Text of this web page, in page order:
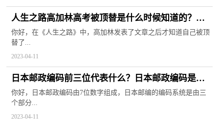
人生之路高加林高考被顶替是什么时候知道的？人
生之路高加林最后和谁在一起了？
你好，在《人生之路》中，高加林发表了文章之后才知道自己被顶
替了...
2023-04-11
日本邮政编码前三位代表什么？日本邮政编码是多
少？
你好，日本邮政编码由7位数字组成，日本邮编的编码系统是由三
个部分...
2023-04-11